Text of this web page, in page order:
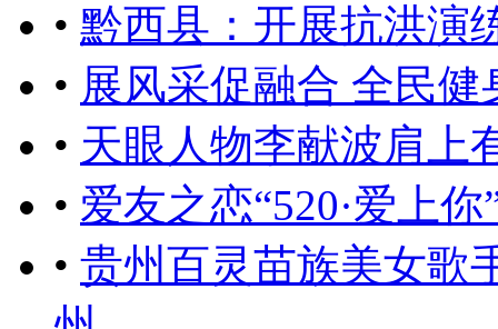
• 黔西县：开展抗洪演
• 展风采促融合 全民健
• 天眼人物李献波肩上
• 爱友之恋“520·爱上
• 贵州百灵苗族美女歌